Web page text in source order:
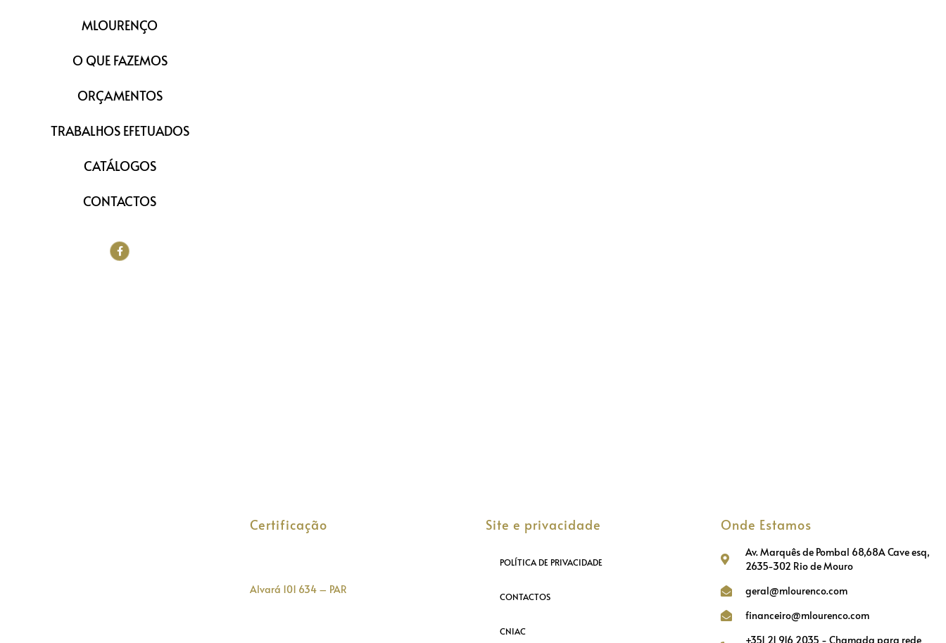
MLOURENÇO
O QUE FAZEMOS
ORÇAMENTOS
TRABALHOS EFETUADOS
CATÁLOGOS
CONTACTOS
Certificação
Alvará 101 634 – PAR
Site e privacidade
POLÍTICA DE PRIVACIDADE
CONTACTOS
CNIAC
Onde Estamos
Av. Marquês de Pombal 68,68A Cave esq,
2635-302 Rio de Mouro
geral@mlourenco.com
financeiro@mlourenco.com
+351 21 916 2035 - Chamada para rede